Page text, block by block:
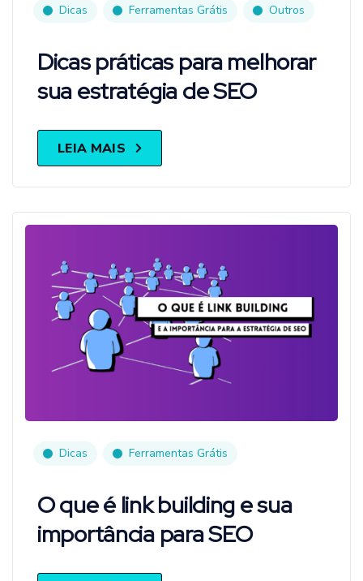
Dicas Ferramentas Grátis Outros
Dicas práticas para melhorar
sua estratégia de SEO
LEIA MAIS
Dicas Ferramentas Grátis
O que é link building e sua
importância para SEO